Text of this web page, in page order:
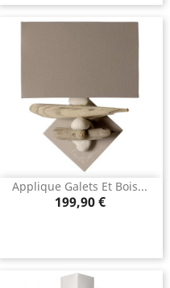
Applique Galets Et Bois...
Prix
199,90 €